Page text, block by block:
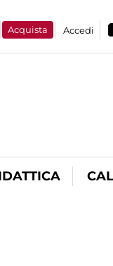
Acquista Accedi